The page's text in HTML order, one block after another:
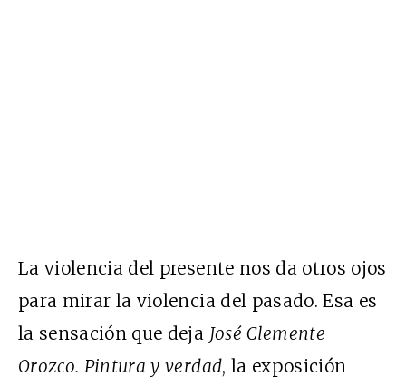
La violencia del presente nos da otros ojos
para mirar la violencia del pasado. Esa es
la sensación que deja José Clemente
Orozco. Pintura y verdad, la exposición